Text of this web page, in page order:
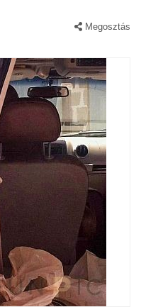
Megosztás